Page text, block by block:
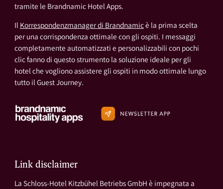
tramite le Brandnamic Hotel Apps.
Il Korrespondenzmanager di Brandnamicè la prima scelta
per una corrispondenza ottimale con gli ospiti. I messaggi
completamente automatizzati e personalizzabili con pochi
clic fanno di questo strumento la soluzione ideale per gli
hotel che vogliono assistere gli ospiti in modo ottimale lungo
tutto il Guest Journey.
Link disclaimer
La Schloss-Hotel Kitzbühel Betriebs GmbH è impegnata a